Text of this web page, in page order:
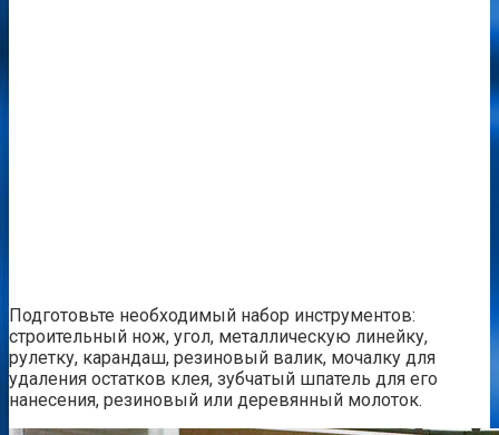
Подготовьте необходимый набор инструментов:
строительный нож, угол, металлическую линейку,
рулетку, карандаш, резиновый валик, мочалку для
удаления остатков клея, зубчатый шпатель для его
нанесения, резиновый или деревянный молоток.